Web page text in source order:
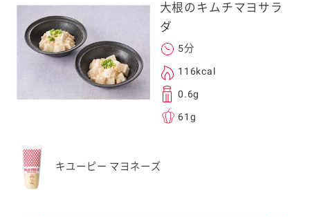
大根のキムチマヨサラ
ダ
5分
116kcal
0.6g
61g
キユーピー マヨネーズ